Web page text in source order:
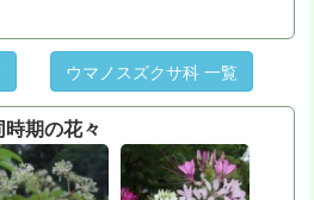
ウマノスズクサ科 一覧
時期の花々